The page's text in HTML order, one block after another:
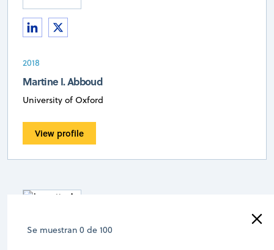
Se muestran 0 de 100
2018
Martine I. Abboud
University of Oxford
View profile